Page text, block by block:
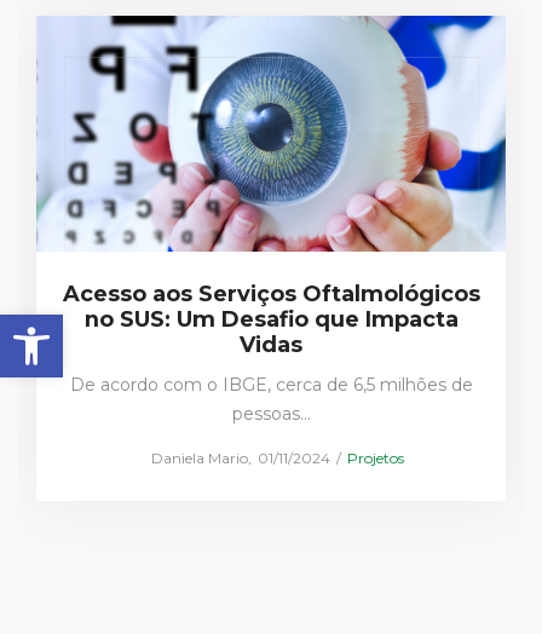
Barra de Ferramentas Aberta
Acesso aos Serviços Oftalmológicos
no SUS: Um Desafio que Impacta
Vidas
De acordo com o IBGE, cerca de 6,5 milhões de
pessoas…
Daniela Mario Posted
01/11/2024
Posted
Projetos